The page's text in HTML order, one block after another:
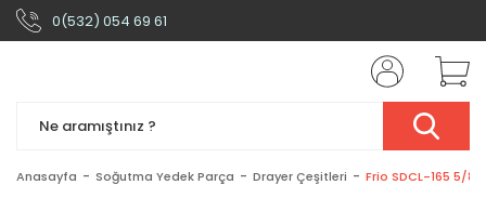
0(532) 054 69 61
Anasayfa Soğutma Yedek Parça Drayer Çeşitleri Frio SDCL-165 5/